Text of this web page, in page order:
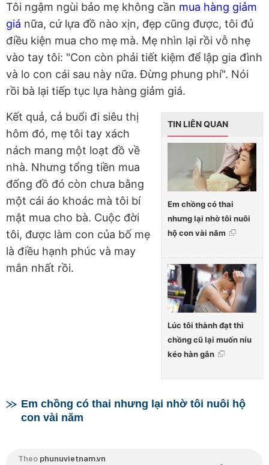
Tôi ngậm ngùi bảo mẹ không cần mua hàng giảm
giá nữa, cứ lựa đồ nào xịn, đẹp cũng được, tôi đủ
điều kiện mua cho mẹ mà. Mẹ nhìn lại rồi vỗ nhẹ
vào tay tôi: "Con còn phải tiết kiệm để lập gia đình
và lo con cái sau này nữa. Đừng phung phí". Nói
rồi bà lại tiếp tục lựa hàng giảm giá.
TIN LIÊN QUAN
Em chồng có thai
nhưng lại nhờ tôi nuôi
hộ con vài năm
Lúc tôi thành đạt thì
chồng cũ lại muốn níu
kéo hàn gắn
Kết quả, cả buổi đi siêu thị
hôm đó, mẹ tôi tay xách
nách mang một loạt đồ về
nhà. Nhưng tổng tiền mua
đống đồ đó còn chưa bằng
một cái áo khoác mà tôi bí
mật mua cho bà. Cuộc đời
tôi, được làm con của bố mẹ
là điều hạnh phúc và may
mắn nhất rồi.
Em chồng có thai nhưng lại nhờ tôi nuôi hộ
con vài năm
Theo phunuvietnam.vn